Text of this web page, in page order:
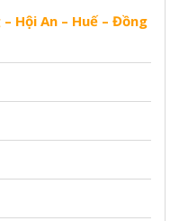
Hội An – Huế – Đồng